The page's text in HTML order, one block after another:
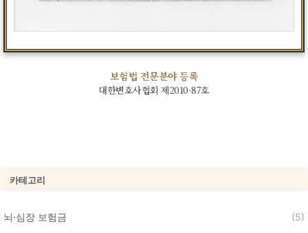
보험법 전문분야 등록
대한변호사협회 제2010-87호
카테고리
뇌·심장 보험금 (5)